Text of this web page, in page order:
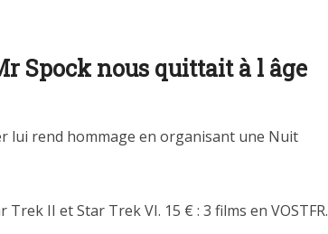
Spock nous quittait à l âge
lui rend hommage en organisant une Nuit
II et Star Trek VI. 15 € : 3 films en VOSTFR.